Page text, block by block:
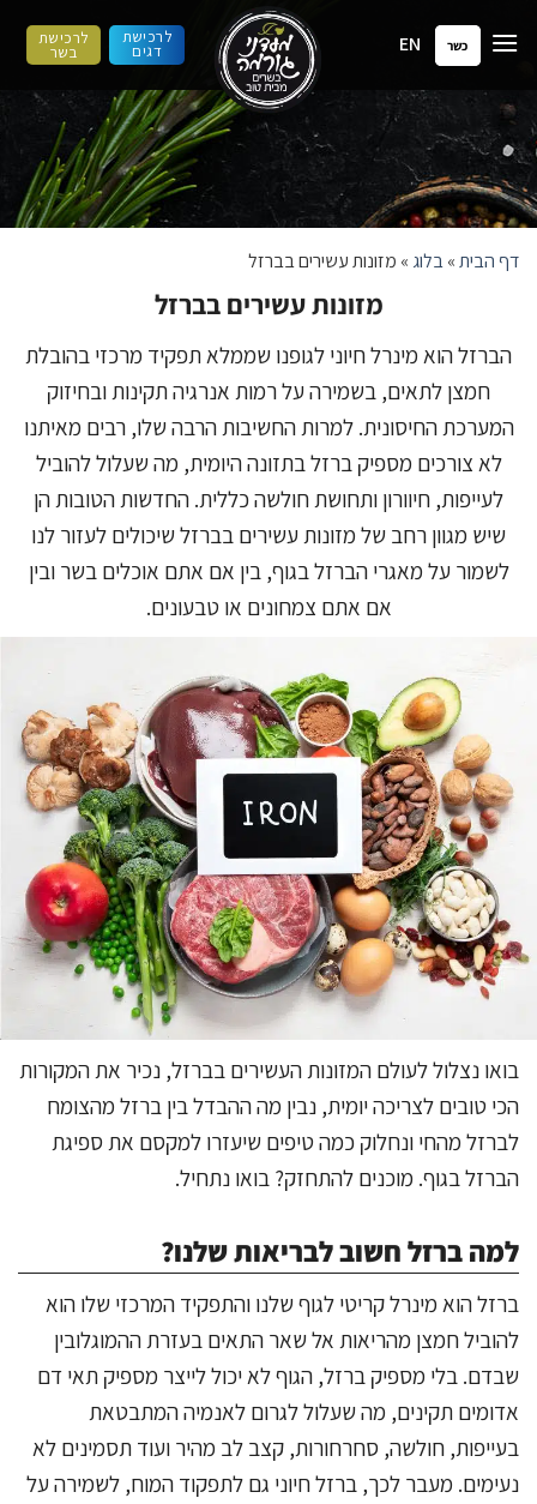
לתוכן
כשר EN לרכישת
דגים
לרכישת
בשר
דף הבית»בלוג » מזונות עשירים בברזל
מזונות עשירים בברזל
הברזל הוא מינרל חיוני לגופנו שממלא תפקיד מרכזי בהובלת
חמצן לתאים, בשמירה על רמות אנרגיה תקינות ובחיזוק
המערכת החיסונית. למרות החשיבות הרבה שלו, רבים מאיתנו
לא צורכים מספיק ברזל בתזונה היומית, מה שעלול להוביל
לעייפות, חיוורון ותחושת חולשה כללית. החדשות הטובות הן
שיש מגוון רחב של מזונות עשירים בברזל שיכולים לעזור לנו
לשמור על מאגרי הברזל בגוף, בין אם אתם אוכלים בשר ובין
אם אתם צמחונים או טבעונים.
בואו נצלול לעולם המזונות העשירים בברזל, נכיר את המקורות
הכי טובים לצריכה יומית, נבין מה ההבדל בין ברזל מהצומח
לברזל מהחי ונחלוק כמה טיפים שיעזרו למקסם את ספיגת
הברזל בגוף. מוכנים להתחזק? בואו נתחיל.
למה ברזל חשוב לבריאות שלנו?
ברזל הוא מינרל קריטי לגוף שלנו והתפקיד המרכזי שלו הוא
להוביל חמצן מהריאות אל שאר התאים בעזרת ההמוגלובין
שבדם. בלי מספיק ברזל, הגוף לא יכול לייצר מספיק תאי דם
אדומים תקינים, מה שעלול לגרום לאנמיה המתבטאת
בעייפות, חולשה, סחרחורות, קצב לב מהיר ועוד תסמינים לא
נעימים. מעבר לכך, ברזל חיוני גם לתפקוד המוח, לשמירה על